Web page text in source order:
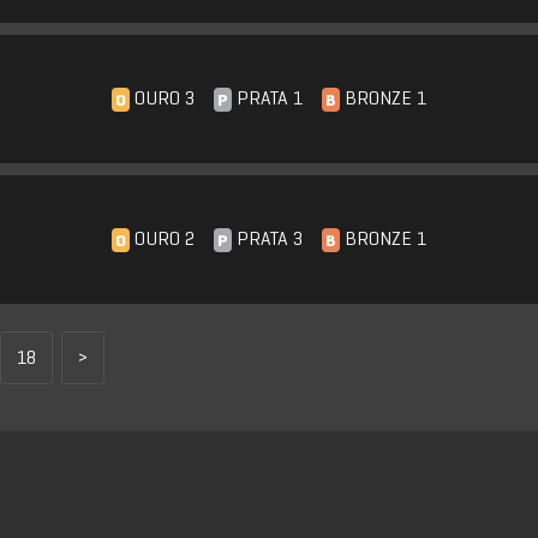
O OURO 3 P PRATA 1 B BRONZE 1
O OURO 2 P PRATA 3 B BRONZE 1
18 >